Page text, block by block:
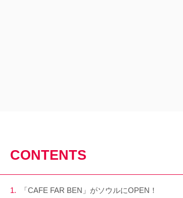
CONTENTS
「CAFE FAR BEN」がソウルにOPEN！